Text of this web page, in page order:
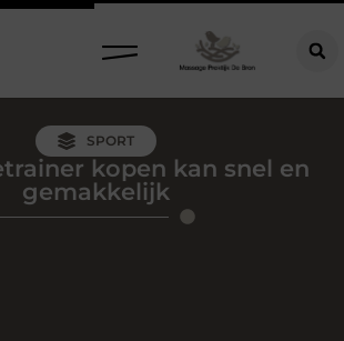
SPORT
kopen kan snel en
gemakkelijk